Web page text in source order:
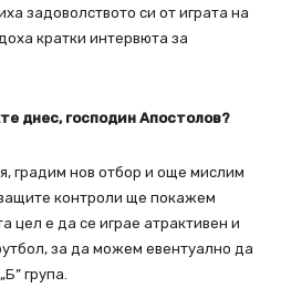
задоволството си от играта на
кратки интервюта за
днес, господин Апостолов?
градим нов отбор и още мислим
контроли ще покажем
цел е да се играе атрактивен и
за да можем евентуално да
група.